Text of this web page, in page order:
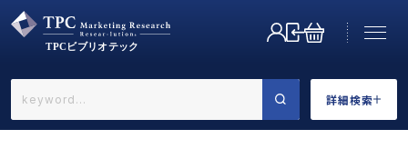
詳細検索
←戻る